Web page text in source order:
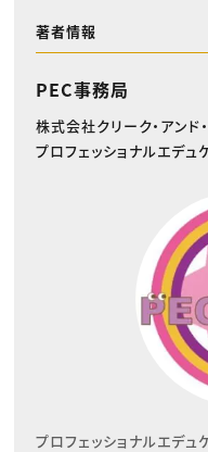
著者情報
PEC事務局
株式会社クリーク・アンド
プロフェッショナルエデュ
プロフェッショナルエデュ